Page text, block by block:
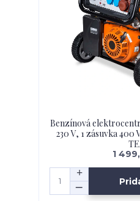
Benzínová
230 V, 1 zásuvka
1